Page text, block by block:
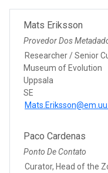
Mats Eriksson
Provedor Dos
Researcher / Senior
Museum of Evolution
Uppsala
SE
Paco Cardenas
Ponto De Contato
Curator, Head of the